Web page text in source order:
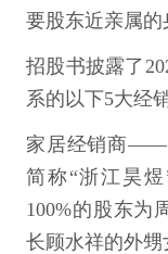
要股东近亲属的
招股书披露了
系的以下5大经
家居经销商——
简称“浙江昊
100%的股东为
长顾水祥的外甥